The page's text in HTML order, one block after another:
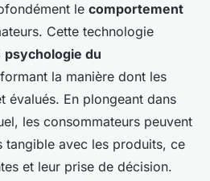
le comportement
Cette technologie
psychologie du
la manière dont les
évalués. En plongeant dans
les consommateurs peuvent
tangible avec les produits, ce
et leur prise de décision.